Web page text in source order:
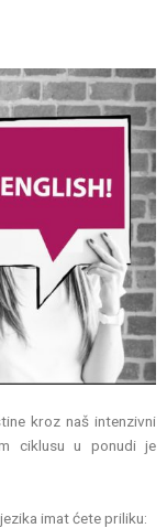
kroz naš intenzivni
ciklusu u ponudi je
imat ćete priliku: